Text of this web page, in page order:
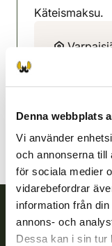
Denna webbplats
Vi använder
och annonserna till
för sociala medier
vidarebefordrar
information från
annons- och
Dessa kan i sin tur
Käteismaksu.
Finlands